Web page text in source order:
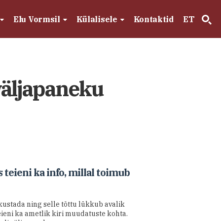
Elu Vormsil Külalisele Kontaktid ET
teieni ka info, millal toimub
ning selle tõttu lükkub avalik
ka ametlik kiri muudatuste kohta.